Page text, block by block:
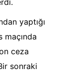
yaptığı
maçında
ceza
sonraki